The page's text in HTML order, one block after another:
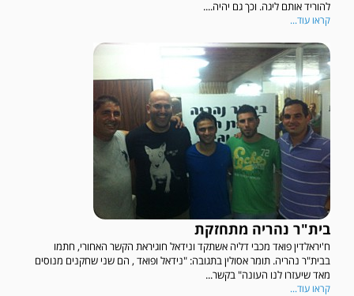
להוריד אותם ליגה. וכך גם יהיה....
קראו עוד...
בית"ר נהריה מתחזקת
ח'יראלדין פואד מכבי דליה אשתקד ונידאל חוגיראת הקשר האחורי, חתמו
בבית"ר נהריה. תומר אסולין בתגובה: "נידאל ופואד , הם שני שחקנים מנוסים
מאד שיעזרו לנו העונה" בקשר...
קראו עוד...